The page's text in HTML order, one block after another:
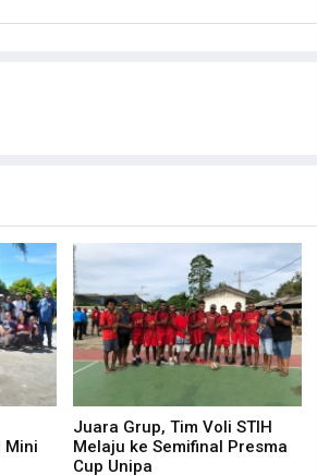
di Asmat Papua
Distrik Kiwirok
pada PKPA
ke Bandara Utarom
LSP HKI Jakarta
Manokwari & Peradi
Dana Sekolah Pilot
Pegawai dan Staf
Semua Aparat Selamat
Mini
Juara Grup, Tim Voli STIH
Melaju ke Semifinal Presma
Cup Unipa